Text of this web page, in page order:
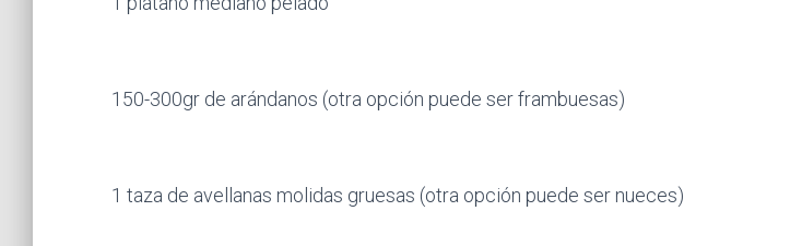
150-300gr de arándanos (otra opción puede ser frambuesas)
1 taza de avellanas molidas gruesas (otra opción puede ser nueces)